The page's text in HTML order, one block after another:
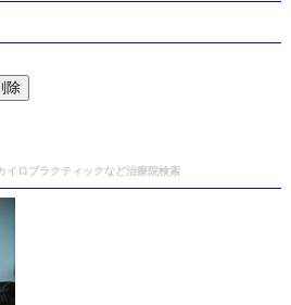
イロプラクティックなど治療院検索